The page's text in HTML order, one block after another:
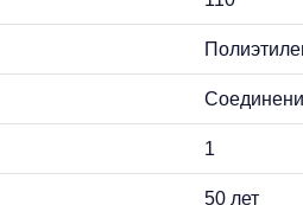
1
50 лет